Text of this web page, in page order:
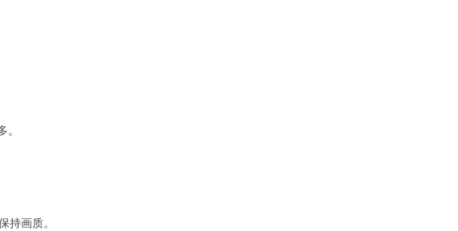
。
持画质。